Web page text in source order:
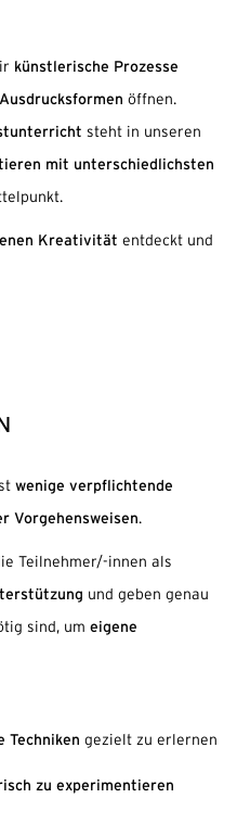
künstlerische Prozesse
öffnen.
steht in unseren
mit unterschiedlichsten
Kreativität entdeckt und
wenige verpflichtende
Vorgehensweisen.
Teilnehmer/-innen als
und geben genau
sind, um eigene
Techniken gezielt zu erlernen
zu experimentieren